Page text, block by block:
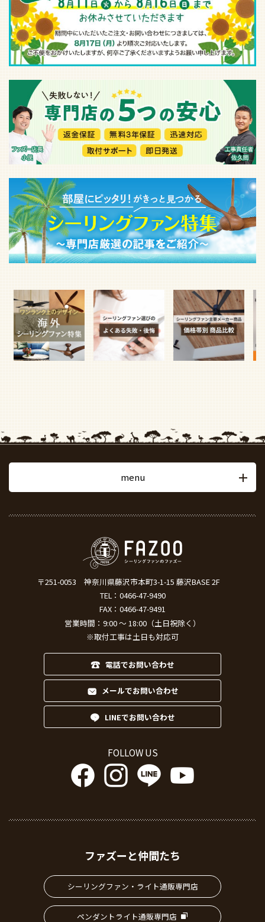
menu
〒251-0053
神奈川県藤沢市本町3-1-15 藤沢BASE 2F
TEL： 0466-47-9490
FAX：0466-47-9491
営業時間：9:00 ～ 18:00（土日祝除く）
※取付工事は土日も対応可
電話でお問い合わせ
メールでお問い合わせ
LINEでお問い合わせ
FOLLOW US
ファズーと仲間たち
シーリングファン・ライト通販専門店
ペンダントライト通販専門店